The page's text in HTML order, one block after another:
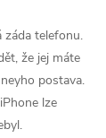
záda telefonu.
že jej máte
postava.
lze